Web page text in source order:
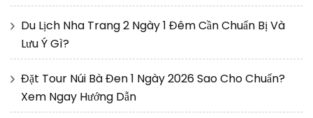
Du Lịch Nha Trang 2 Ngày 1 Đêm Cần Chuẩn Bị Và
Lưu Ý Gì?
Đặt Tour Núi Bà Đen 1 Ngày 2026 Sao Cho Chuẩn?
Xem Ngay Hướng Dẫn